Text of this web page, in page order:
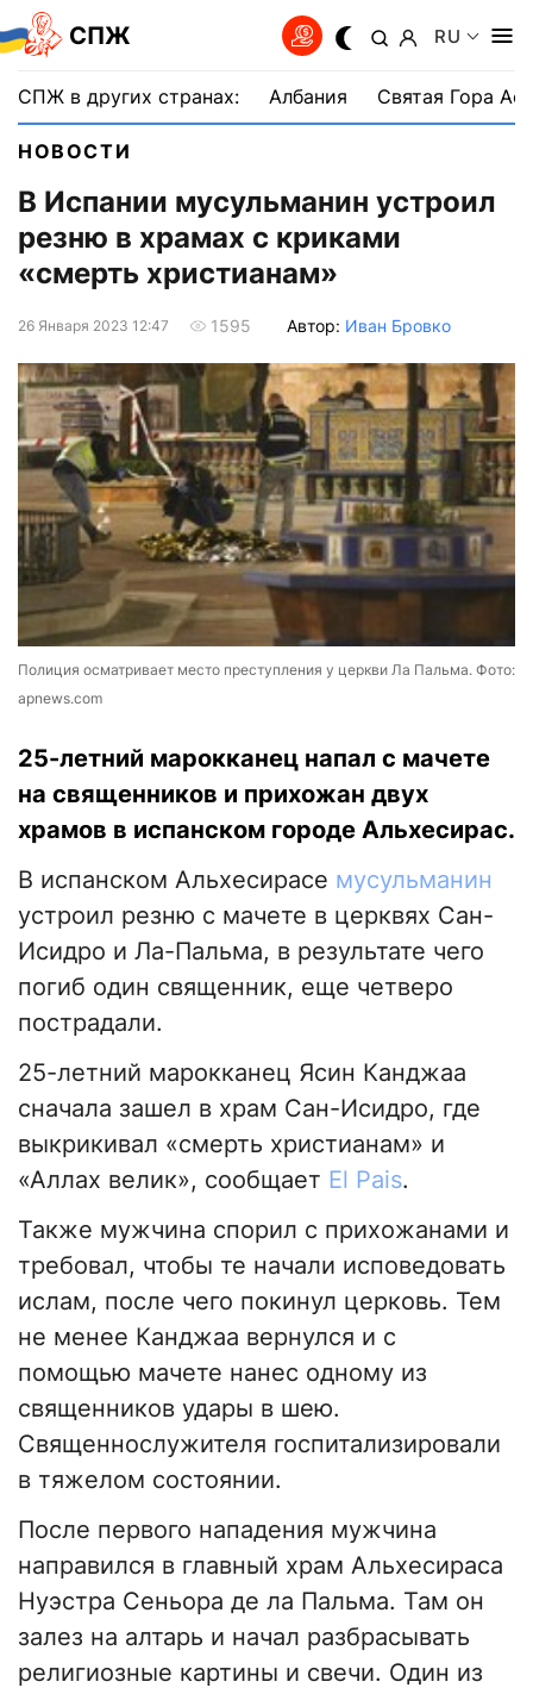
СПЖ RU
СПЖ в других странах: Албания Святая Гора
НОВОСТИ
В Испании мусульманин устроил
резню в храмах с криками
«смерть христианам»
26 Января 2023 12:47 1595 Автор: Иван Бровко
Полиция осматривает место преступления у церкви Ла Пальма. Фото:
apnews.com
25-летний марокканец напал с мачете
на священников и прихожан двух
храмов в испанском городе Альхесирас.
В испанском Альхесирасе мусульманин
устроил резню с мачете в церквях Сан-
Исидро и Ла-Пальма, в результате чего
погиб один священник, еще четверо
пострадали.
25-летний марокканец Ясин Канджаа
сначала зашел в храм Сан-Исидро, где
выкрикивал «смерть христианам» и
«Аллах велик», сообщает El Pais.
Также мужчина спорил с прихожанами и
требовал, чтобы те начали исповедовать
ислам, после чего покинул церковь. Тем
не менее Канджаа вернулся и с
помощью мачете нанес одному из
священников удары в шею.
Священнослужителя госпитализировали
в тяжелом состоянии.
После первого нападения мужчина
направился в главный храм Альхесираса
Нуэстра Сеньора де ла Пальма. Там он
залез на алтарь и начал разбрасывать
религиозные картины и свечи. Один из